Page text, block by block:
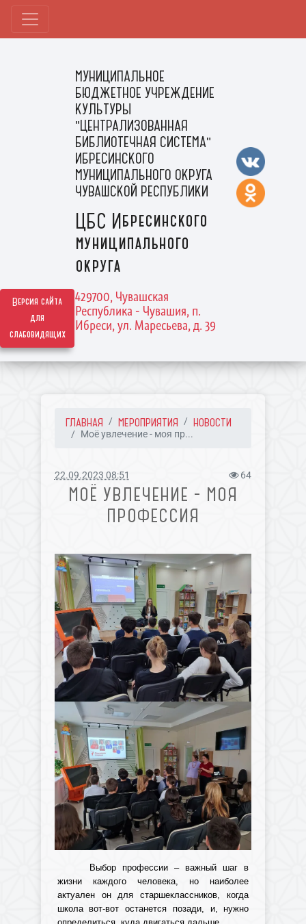
Версия сайта
для
слабовидящих
МУНИЦИПАЛЬНОЕ
БЮДЖЕТНОЕ УЧРЕЖДЕНИЕ
КУЛЬТУРЫ
"ЦЕНТРАЛИЗОВАННАЯ
БИБЛИОТЕЧНАЯ СИСТЕМА"
ИБРЕСИНСКОГО
МУНИЦИПАЛЬНОГО ОКРУГА
ЧУВАШСКОЙ РЕСПУБЛИКИ
ЦБС Ибресинского
муниципального
округа
429700, Чувашская
Республика - Чувашия, п.
Ибреси, ул. Маресьева, д. 39
ГЛАВНАЯ МЕРОПРИЯТИЯ НОВОСТИ
Моё увлечение - моя пр...
22.09.2023 08:51 64
МОЁ УВЛЕЧЕНИЕ - МОЯ
ПРОФЕССИЯ
Выбор профессии – важный шаг в
жизни каждого человека, но наиболее
актуален он для старшеклассников, когда
школа вот-вот останется позади, и, нужно